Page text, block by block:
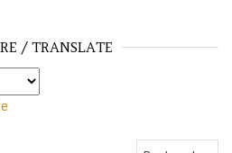
/ TRANSLATE